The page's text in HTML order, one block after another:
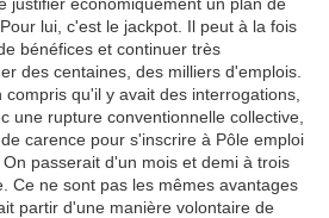
lui, c'est le jackpot. Il peut à la fois
bénéfices et continuer très
des centaines, des milliers d'emplois.
qu'il y avait des interrogations,
une rupture conventionnelle collective,
carence pour s'inscrire à Pôle emploi
passerait d'un mois et demi à trois
Ce ne sont pas les mêmes avantages
partir d'une manière volontaire de